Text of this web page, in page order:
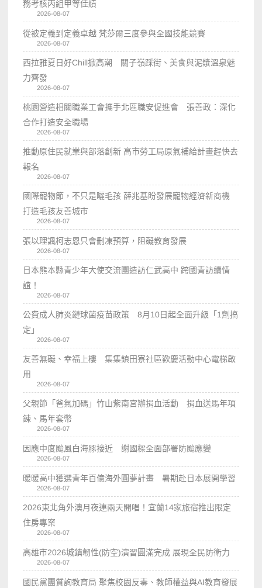
務考核丙組甲等佳績
2026-08-07
從被定義到定義卓越 梵莎爾三度參與全國技能競賽
2026-08-07
西拉雅夏日好Chill掀高潮 關子嶺踩街、美食與泥漿溫泉魅
力齊發
2026-08-07
桃園營造相關職業工會攜手北區職安促進會 張善政：深化
合作打造安全職場
2026-08-07
推動原住民就業與部落創新 高市勞工局原氣補給計畫趕快去
報名
2026-08-07
國際寵物節，不只是曬毛孩 薛兆基盼發展寵物經濟新商機
打造毛孩友善城市
2026-08-07
張以理諷柯志恩只會刪凍預算，阻礙教育發展
2026-08-07
日本熊本縣青少年大使交流團造訪仁武高中 跨國青訪續情
誼！
2026-08-07
公費成人肺炎鏈球菌疫苗政策 8月10日起全面升級「1劑搞
定」
2026-08-07
友善無礙、幸福上樓 集集鎮田寮社區歡慶活動中心電梯啟
用
2026-08-07
父親節「爸氣加碼」竹山紫南宮辦捐血活動 捐血送馬年項
鍊、馬年套幣
2026-08-07
因應中度颱風白海豚接近 謝國樑全面部署防颱應變
2026-08-07
暖暖高中獲選青年百億海外圓夢計畫 暑期赴日本展開學習
2026-08-07
2026東北角外澳月夜連兩天開唱！宜蘭14家旅宿推出限定
住房專案
2026-08-07
高雄市2026城鎮韌性(防空)演習圓滿完成 展現全民防衛力
2026-08-07
國民黨團質詢教育局 聚焦校園反毒、教師權益與AI教育發展